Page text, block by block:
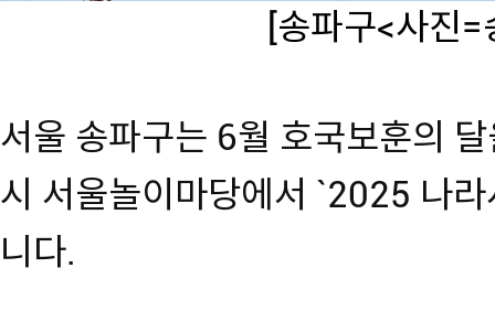
[송파구<사진
서울 송파구는 6월 호국보훈의
시 서울놀이마당에서 `2025 나
니다.